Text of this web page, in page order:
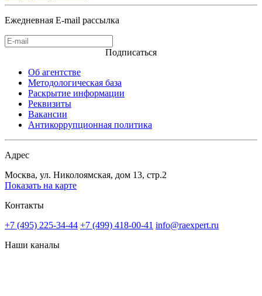
Ежедневная E-mail рассылка
Подписаться
Об агентстве
Методологическая база
Раскрытие информации
Реквизиты
Вакансии
Антикоррупционная политика
Адрес
Москва, ул. Николоямская, дом 13, стр.2
Показать на карте
Контакты
+7 (495) 225-34-44 +7 (499) 418-00-41 info@raexpert.ru
Наши каналы